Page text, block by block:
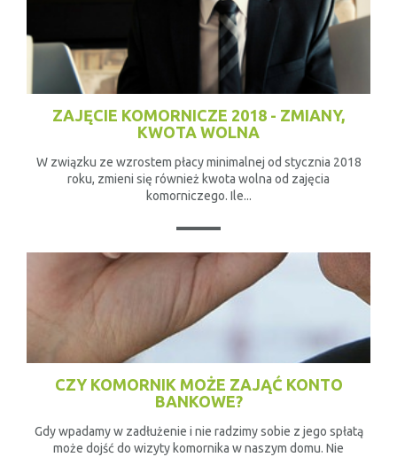
ZAJĘCIE KOMORNICZE 2018 - ZMIANY,
KWOTA WOLNA
W związku ze wzrostem płacy minimalnej od stycznia 2018
roku, zmieni się również kwota wolna od zajęcia
komorniczego. Ile...
CZY KOMORNIK MOŻE ZAJĄĆ KONTO
BANKOWE?
Gdy wpadamy w zadłużenie i nie radzimy sobie z jego spłatą
może dojść do wizyty komornika w naszym domu. Nie